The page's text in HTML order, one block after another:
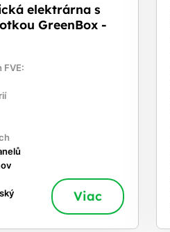
elektrárna s
GreenBox -
FVE:
Viac